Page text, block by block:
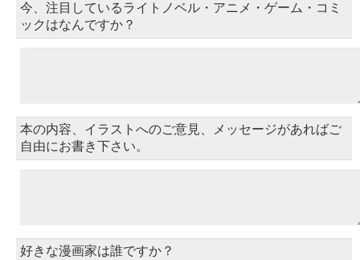
今、注目しているライトノベル・アニメ・ゲーム・コミ
ックはなんですか？
本の内容、イラストへのご意見、メッセージがあればご
自由にお書き下さい。
好きな漫画家は誰ですか？